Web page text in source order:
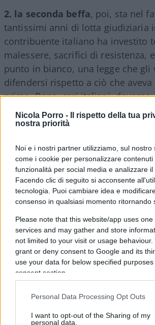
Nicola Porro -
Il rispetto della tua
nostra priorità
Noi e i nostri partner utilizziamo, sul nostro
come i cookie per personalizzare
funzionalità per social media e analizzare il
Facendo clic di seguito si acconsente
tecnologia. Puoi cambiare idea e
consenso in qualsiasi momento ritornando
Please note that this website/app uses
services and may gather and store
not limited to your visit or usage behaviour.
grant or deny consent to Google and its
use your data for below specified
consent section.
Personal Data Processing Opt Outs
I want to opt-out of the Sharing of my
personal data.
2. la seconda beffa, poi, sta nel
tantissimi anni di lotta giudiziaria
contribuente italiano ha investito
malessere, sacrifici di resistenza,
punto in bianco, una legge che gli
difendersi rispetto a ciò che
prima. Bene, cari italiani, dovesse
che fareste?
Facciamo un esempio:Carlo,
imprenditore, dopo essersi recato
l’Agenzia delle Entrate Riscossione
per intenderci), scopre che la sua
ritiene di aver notificato nei
una serie di cartelle per un valore
euro; il tutto documentato da
sono riepilogativi delle cartelle
equivalenti a quest’ultime).
(come farebbe la gran parte degli